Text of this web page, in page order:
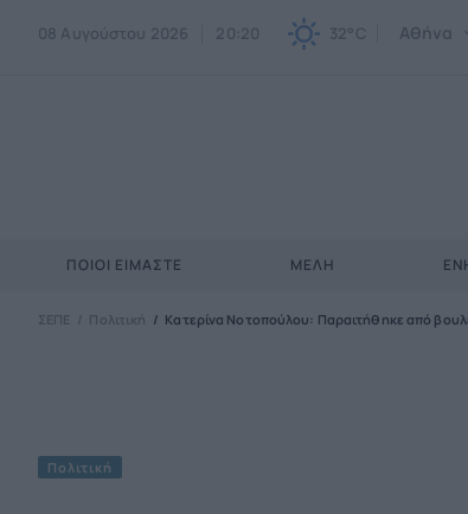
08 Αυγούστου 2026 20:20 32°C Αθήνα
ΠΟΙΟΙ ΕΊΜΑΣΤΕ ΜΈΛΗ
ΣΕΠΕ Πολιτική Κατερίνα Νοτοπούλου: Παραιτήθηκε από
Πολιτική